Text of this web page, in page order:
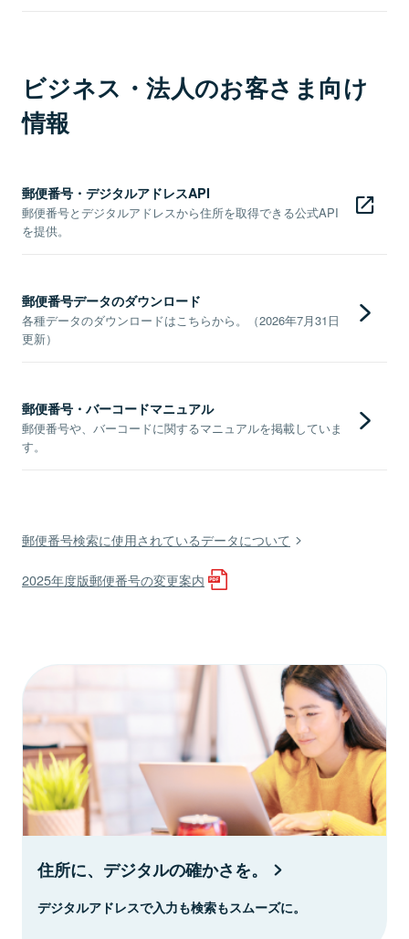
ビジネス・法人のお客さま向け
情報
郵便番号・デジタルアドレスAPI
郵便番号とデジタルアドレスから住所を取得できる公式API
を提供。
郵便番号データのダウンロード
各種データのダウンロードはこちらから。（2026年7月31日
更新）
郵便番号・バーコードマニュアル
郵便番号や、バーコードに関するマニュアルを掲載していま
す。
郵便番号検索に使用されているデータについて
2025年度版郵便番号の変更案内
住所に、デジタルの確かさを。
デジタルアドレスで入力も検索もスムーズに。